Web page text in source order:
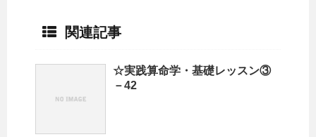
関連記事
☆実践算命学・基礎レッスン③
－42